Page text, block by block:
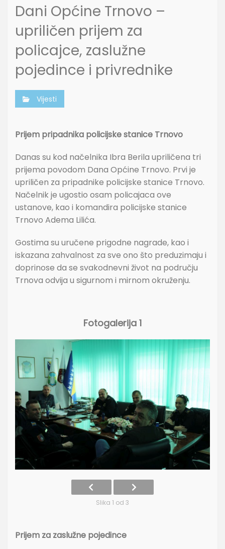
Dani Općine Trnovo –
upriličen prijem za
policajce, zaslužne
pojedince i privrednike
Vijesti
Prijem pripadnika policijske stanice Trnovo
Danas su kod načelnika Ibra Berila upriličena tri
prijema povodom Dana Općine Trnovo. Prvi je
upriličen za pripadnike policijske stanice Trnovo.
Načelnik je ugostio osam policajaca ove
ustanove, kao i komandira policijske stanice
Trnovo Adema Lilića.
Gostima su uručene prigodne nagrade, kao i
iskazana zahvalnost za sve ono što preduzimaju i
doprinose da se svakodnevni život na području
Trnova odvija u sigurnom i mirnom okruženju.
Fotogalerija 1
Slika 1 od 3
Prijem za zaslužne pojedince